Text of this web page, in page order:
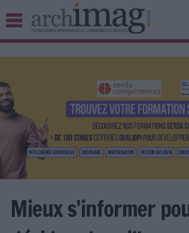
BIBLIOTHÈQUE ÉDITION
UNIVERS DATA
TRAVAIL COLLABORATIF
VIE NUMÉRIQUE
NUMÉRIQUE RESPONSABLE
Mieux s’informer